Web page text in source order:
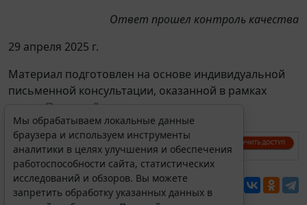
Ответ прошел контроль качества
29 апреля 2025 г.
Материал подготовлен на основе индивидуальной
письменной консультации, оказанной в рамках
Правовой консалтинг
Перепечатка
Мы обрабатываем локальные данные
браузера и используем инструменты
аналитики в целях улучшения и обеспечения
работоспособности сайта, статистических
исследований и обзоров. Вы можете
запретить обработку указанных данных в